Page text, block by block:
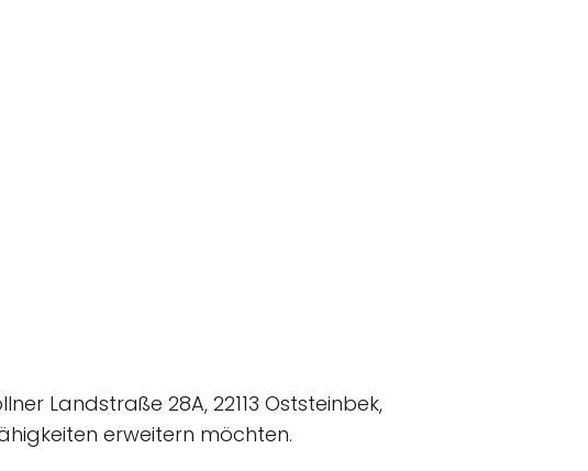
Landstraße 28A, 22113 Oststeinbek,
erweitern möchten.